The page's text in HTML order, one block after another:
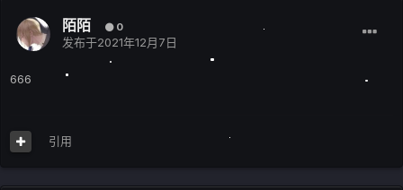
陌陌 0
发布于2021年12月7日
666
引用